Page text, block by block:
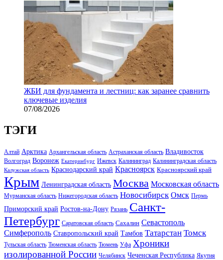
ЖБИ для фундамента и лестниц: как заранее сравнить
ключевые изделия
07/08/2026
ТЭГИ
Алтай Арктика Архангельская область Астраханская область Владивосток
Волгоград Воронеж Екатеринбург Ижевск Калининград Калининградская область
Калужская область Краснодарский край Красноярск Красноярский край
Крым Ленинградская область Москва Московская область
Мурманская область Нижегородская область Новосибирск Омск Пермь
Приморский край Ростов-на-Дону Рязань Санкт-
Петербург Саратовская область Сахалин Севастополь
Симферополь Ставропольский край Тамбов Татарстан Томск
Тульская область Тюменская область Тюмень Уфа Хроники
изолированной России Челябинск Чеченская Республика Якутия